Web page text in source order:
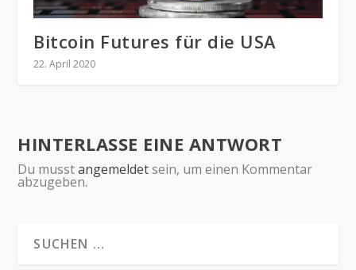
Bitcoin Futures für die USA
22. April 2020
HINTERLASSE EINE ANTWORT
Du musstangemeldetsein, um einen Kommentar
abzugeben.